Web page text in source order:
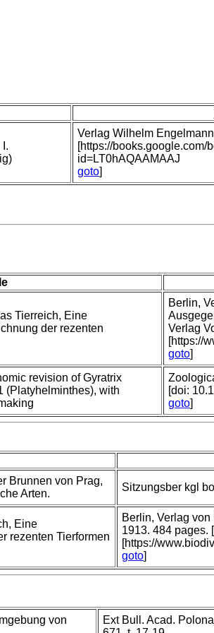
Verlag Wilhelm
[https://
id=LT0hAQAAMAAJ
goto]
Tierreich, Eine
der rezenten
Berlin,
Verlag
[https://
goto]
revision of Gyratrix
(Platyhelminthes), with
[doi:
goto]
Brunnen von Prag,
Arten.
Sitzungsber kgl
Eine
rezenten Tierformen
Berlin, Verlag
1913. 484 pages.
[https://
goto]
von
Ext Bull. Acad.